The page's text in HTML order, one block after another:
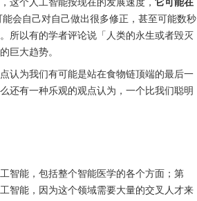
会自己对自己做出很多修正，甚至可能数秒
所以有的学者评论说「人类的永生或者毁灭
巨大趋势。
认为我们有可能是站在食物链顶端的最后一
还有一种乐观的观点认为，一个比我们聪明
智能，包括整个智能医学的各个方面；第
智能，因为这个领域需要大量的交叉人才来